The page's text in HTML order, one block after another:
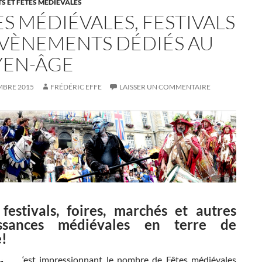
ET FÊTES MÉDIÉVALES
MÉDIÉVALES, FESTIVALS
DÉDIÉS AU
ÂGE
2015 FRÉDÉRIC EFFE LAISSER UN COMMENTAIRE
festivals, foires, marchés et autres
médiévales en terre de
‘est impressionnant le nombre de Fêtes médiévales